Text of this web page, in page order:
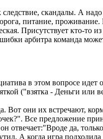
скандалы. А
питание,
Присутствует кто-то
арбитра команда
в этом вопросе идет
("взятка - Деньги
Вот они их встречают,
Все предложение
да,
А когда игра подходила